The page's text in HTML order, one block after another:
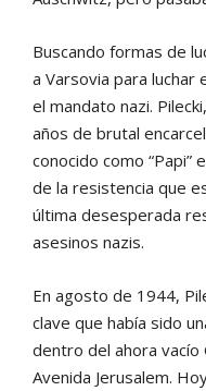
Buscando formas de
a Varsovia para luchar
el mandato nazi.
años de brutal
conocido como
de la resistencia que
última desesperada
asesinos nazis.
En agosto de 1944,
clave que había sido
dentro del ahora vacío
Avenida Jerusalem.